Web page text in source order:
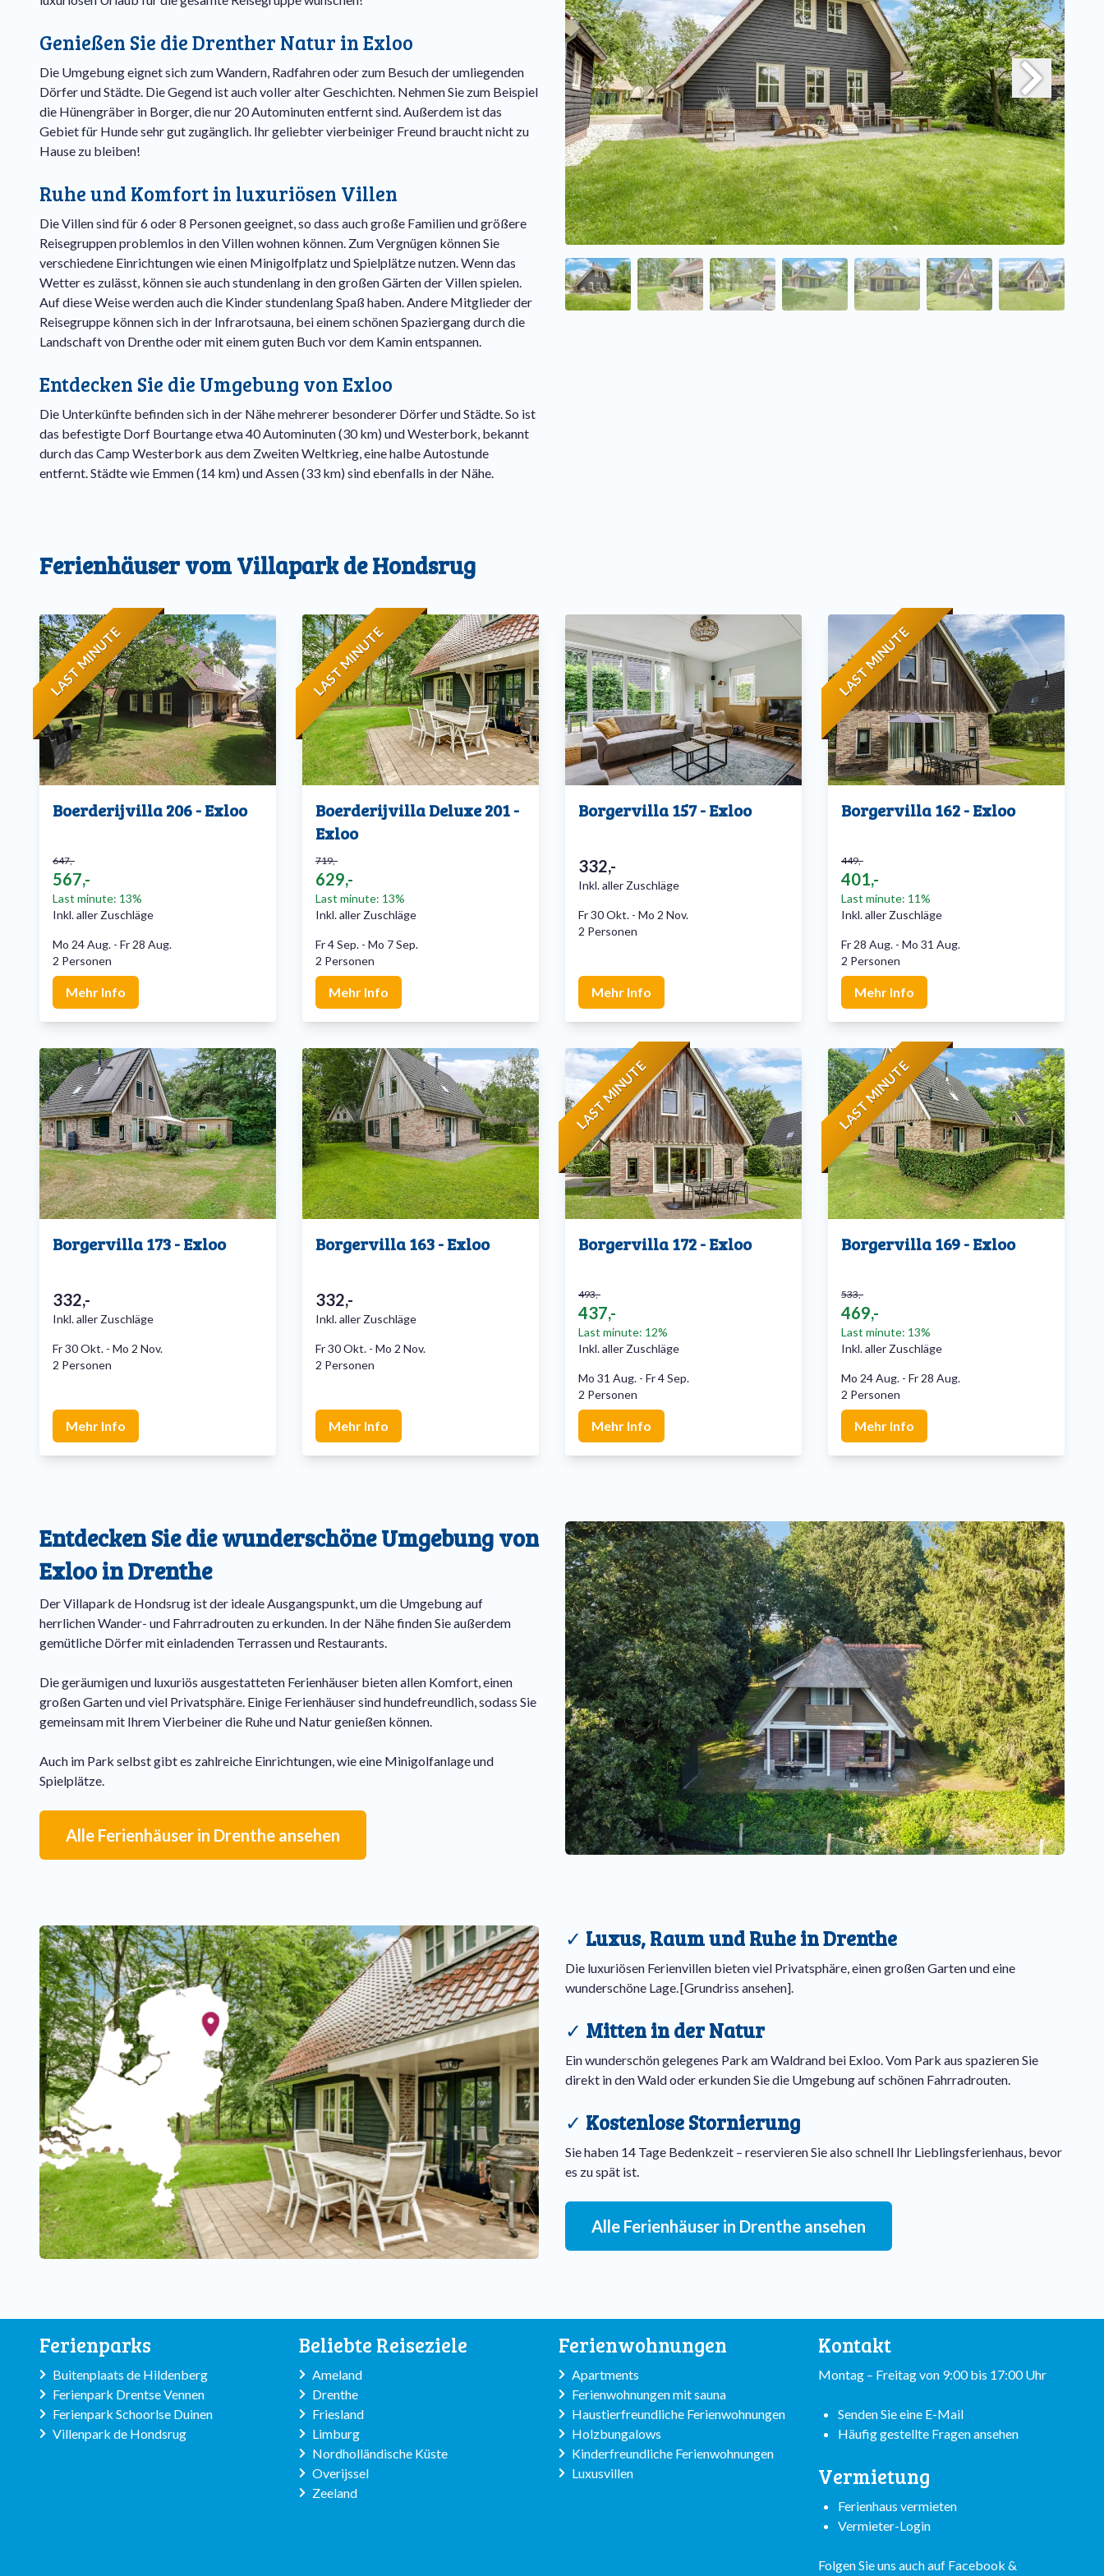
Genießen Sie die Drenther Natur in Exloo
Die Umgebung eignet sich zum Wandern, Radfahren oder zum Besuch der umliegenden
Dörfer und Städte. Die Gegend ist auch voller alter Geschichten. Nehmen Sie zum Beispiel
die Hünengräber in Borger, die nur 20 Autominuten entfernt sind. Außerdem ist das
Gebiet für Hunde sehr gut zugänglich. Ihr geliebter vierbeiniger Freund braucht nicht zu
Hause zu bleiben!
Ruhe und Komfort in luxuriösen Villen
Die Villen sind für 6 oder 8 Personen geeignet, so dass auch große Familien und größere
Reisegruppen problemlos in den Villen wohnen können. Zum Vergnügen können Sie
verschiedene Einrichtungen wie einen Minigolfplatz und Spielplätze nutzen. Wenn das
Wetter es zulässt, können sie auch stundenlang in den großen Gärten der Villen spielen.
Auf diese Weise werden auch die Kinder stundenlang Spaß haben. Andere Mitglieder der
Reisegruppe können sich in der Infrarotsauna, bei einem schönen Spaziergang durch die
Landschaft von Drenthe oder mit einem guten Buch vor dem Kamin entspannen.
Entdecken Sie die Umgebung von Exloo
Die Unterkünfte befinden sich in der Nähe mehrerer besonderer Dörfer und Städte. So ist
das befestigte Dorf Bourtange etwa 40 Autominuten (30 km) und Westerbork, bekannt
durch das Camp Westerbork aus dem Zweiten Weltkrieg, eine halbe Autostunde
entfernt. Städte wie Emmen (14 km) und Assen (33 km) sind ebenfalls in der Nähe.
Ferienhäuser vom Villapark de Hondsrug
LAST MINUTE
Boerderijvilla 206 - Exloo
647,-
567,-
Last minute: 13%
Inkl. aller Zuschläge
Mo 24 Aug. - Fr 28 Aug.
2 Personen
Mehr Info
LAST MINUTE
Boerderijvilla Deluxe 201 -
Exloo
719,-
629,-
Last minute: 13%
Inkl. aller Zuschläge
Fr 4 Sep. - Mo 7 Sep.
2 Personen
Mehr Info
Borgervilla 157 - Exloo
332,-
Inkl. aller Zuschläge
Fr 30 Okt. - Mo 2 Nov.
2 Personen
Mehr Info
LAST MINUTE
Borgervilla 162 - Exloo
449,-
401,-
Last minute: 11%
Inkl. aller Zuschläge
Fr 28 Aug. - Mo 31 Aug.
2 Personen
Mehr Info
Borgervilla 173 - Exloo
332,-
Inkl. aller Zuschläge
Fr 30 Okt. - Mo 2 Nov.
2 Personen
Mehr Info
Borgervilla 163 - Exloo
332,-
Inkl. aller Zuschläge
Fr 30 Okt. - Mo 2 Nov.
2 Personen
Mehr Info
LAST MINUTE
Borgervilla 172 - Exloo
493,-
437,-
Last minute: 12%
Inkl. aller Zuschläge
Mo 31 Aug. - Fr 4 Sep.
2 Personen
Mehr Info
LAST MINUTE
Borgervilla 169 - Exloo
533,-
469,-
Last minute: 13%
Inkl. aller Zuschläge
Mo 24 Aug. - Fr 28 Aug.
2 Personen
Mehr Info
Entdecken Sie die wunderschöne Umgebung von
Exloo in Drenthe
Der Villapark de Hondsrug ist der ideale Ausgangspunkt, um die Umgebung auf
herrlichen Wander- und Fahrradrouten zu erkunden. In der Nähe finden Sie außerdem
gemütliche Dörfer mit einladenden Terrassen und Restaurants.
Die geräumigen und luxuriös ausgestatteten Ferienhäuser bieten allen Komfort, einen
großen Garten und viel Privatsphäre. Einige Ferienhäuser sind hundefreundlich, sodass Sie
gemeinsam mit Ihrem Vierbeiner die Ruhe und Natur genießen können.
Auch im Park selbst gibt es zahlreiche Einrichtungen, wie eine Minigolfanlage und
Spielplätze.
Alle Ferienhäuser in Drenthe ansehen
✓ Luxus, Raum und Ruhe in Drenthe
Die luxuriösen Ferienvillen bieten viel Privatsphäre, einen großen Garten und eine
wunderschöne Lage. [Grundriss ansehen].
✓ Mitten in der Natur
Ein wunderschön gelegenes Park am Waldrand bei Exloo. Vom Park aus spazieren Sie
direkt in den Wald oder erkunden Sie die Umgebung auf schönen Fahrradrouten.
✓ Kostenlose Stornierung
Sie haben 14 Tage Bedenkzeit – reservieren Sie also schnell Ihr Lieblingsferienhaus, bevor
es zu spät ist.
Alle Ferienhäuser in Drenthe ansehen
Ferienparks
Buitenplaats de Hildenberg
Ferienpark Drentse Vennen
Ferienpark Schoorlse Duinen
Villenpark de Hondsrug
Beliebte Reiseziele
Ameland
Drenthe
Friesland
Limburg
Nordholländische Küste
Overijssel
Zeeland
Ferienwohnungen
Apartments
Ferienwohnungen mit sauna
Haustierfreundliche Ferienwohnungen
Holzbungalows
Kinderfreundliche Ferienwohnungen
Luxusvillen
Kontakt
Montag – Freitag von 9:00 bis 17:00 Uhr
Senden Sie eine E-Mail
Häufig gestellte Fragen ansehen
Vermietung
Ferienhaus vermieten
Vermieter-Login
Folgen Sie uns auch auf Facebook &